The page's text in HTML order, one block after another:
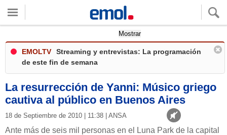
Mostrar
EMOLTV
Streaming y entrevistas: La programación
de este fin de semana
La resurrección de Yanni: Músico griego
cautiva al público en Buenos Aires
18 de Septiembre de 2010 | 11:38 | ANSA
Ante más de seis mil personas en el Luna Park de la capital